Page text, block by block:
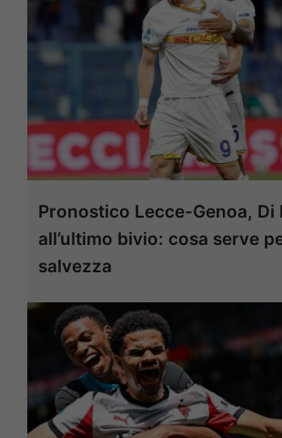
Pronostico Lecce-Genoa, Di
all’ultimo bivio: cosa serve
salvezza